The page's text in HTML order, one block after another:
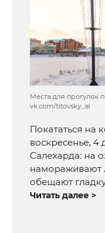
Места для прогулок
vk.com/titovsky_al
Покататься на
воскресенье, 4
Салехарда: на
намораживают
обещают
Читать далее >